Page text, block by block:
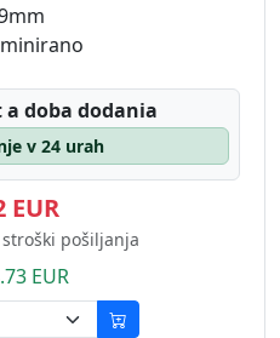
doba dodania
v 24 urah
EUR
stroški pošiljanja
EUR